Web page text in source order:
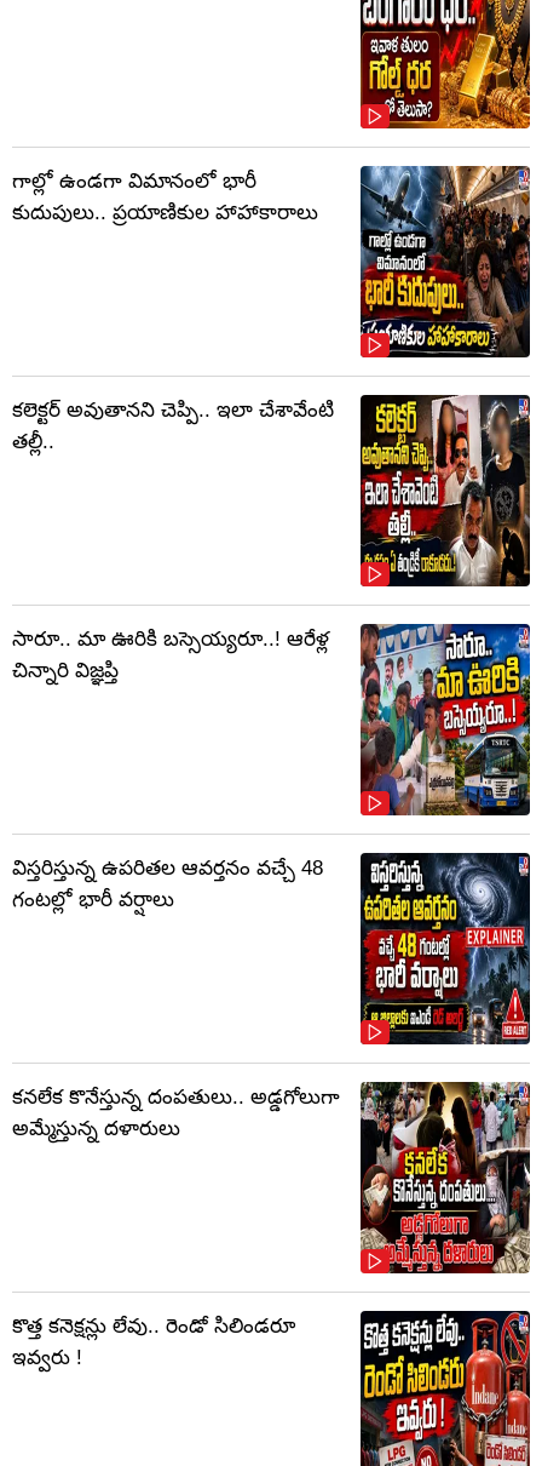
గాల్లో ఉండగా విమానంలో భారీ
కుదుపులు.. ప్రయాణికుల హాహాకారాలు
కలెక్టర్‌ అవుతానని చెప్పి.. ఇలా చేశావేంటి
తల్లీ..
సారూ.. మా ఊరికి బస్సెయ్యరూ..! ఆరేళ్ల
చిన్నారి విజ్ఞప్తి
విస్తరిస్తున్న ఉపరితల ఆవర్తనం వచ్చే 48
గంటల్లో భారీ వర్షాలు
కనలేక కొనేస్తున్న దంపతులు.. అడ్డగోలుగా
అమ్మేస్తున్న దళారులు
కొత్త కనెక్షన్లు లేవు.. రెండో సిలిండరూ
ఇవ్వరు !